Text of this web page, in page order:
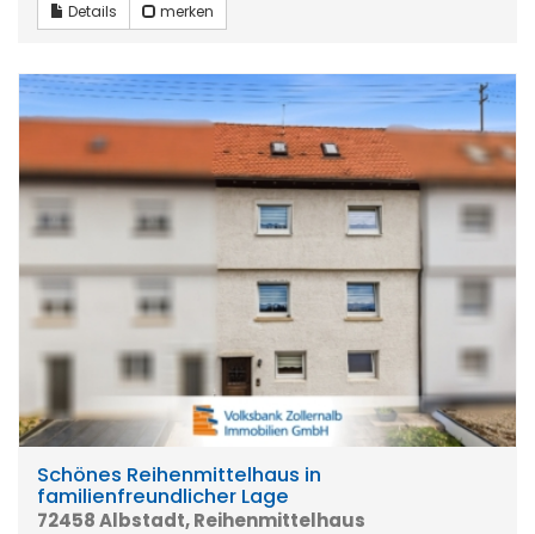
Details merken
Schönes Reihenmittelhaus in
familienfreundlicher Lage
72458 Albstadt, Reihenmittelhaus